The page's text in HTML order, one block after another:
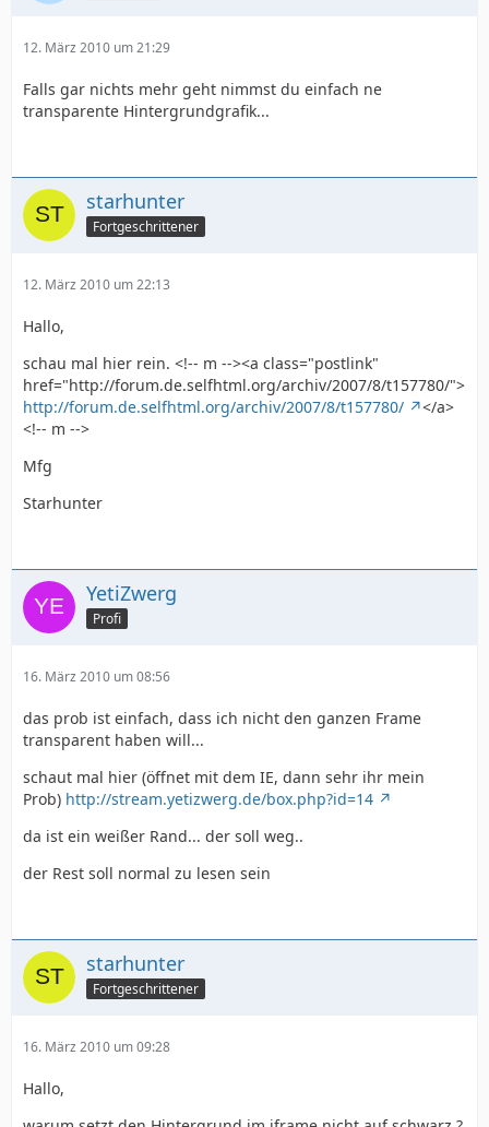
12. März 2010 um 21:29
Falls gar nichts mehr geht nimmst du einfach ne
transparente Hintergrundgrafik...
starhunter
Fortgeschrittener
12. März 2010 um 22:13
Hallo,
schau mal hier rein. <!-- m --><a class="postlink"
href="http://forum.de.selfhtml.org/archiv/2007/8/t157780/">
http://forum.de.selfhtml.org/archiv/2007/8/t157780/
</a>
<!-- m -->
Mfg
Starhunter
YetiZwerg
Profi
16. März 2010 um 08:56
das prob ist einfach, dass ich nicht den ganzen Frame
transparent haben will...
schaut mal hier (öffnet mit dem IE, dann sehr ihr mein
Prob) http://stream.yetizwerg.de/box.php?id=14
da ist ein weißer Rand... der soll weg..
der Rest soll normal zu lesen sein
starhunter
Fortgeschrittener
16. März 2010 um 09:28
Hallo,